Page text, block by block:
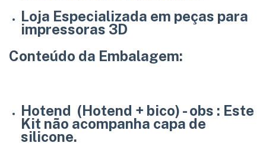
Loja Especializada em peças para
impressoras 3D
Conteúdo da Embalagem:
Hotend (Hotend + bico) - obs : Este
Kit não acompanha capa de
silicone.